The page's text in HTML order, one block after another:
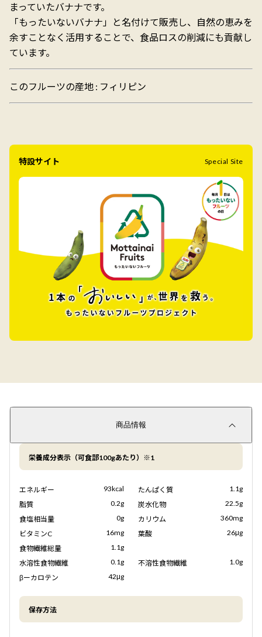
まっていたバナナです。
「もったいないバナナ」と名付けて販売し、自然の恵みを
余すことなく活用することで、食品ロスの削減にも貢献し
ています。
このフルーツの産地 : フィリピン
特設サイト Special Site
商品情報
栄養成分表示（可食部100gあたり）※1
エネルギー 93kcal たんぱく質
1.1g
脂質
0.2g 炭水化物
22.5g
食塩相当量
0g カリウム
360mg
ビタミンC
16mg 葉酸
26μg
食物繊維総量
1.1g
水溶性食物繊維
0.1g 不溶性食物繊維
1.0g
βーカロテン
42μg
保存方法